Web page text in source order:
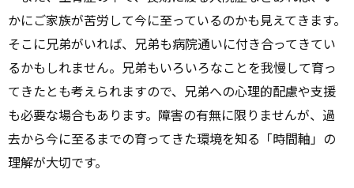
かにご家族が苦労して今に至っているのかも見えてきます。
そこに兄弟がいれば、兄弟も病院通いに付き合ってきてい
るかもしれません。兄弟もいろいろなことを我慢して育っ
てきたとも考えられますので、兄弟への心理的配慮や支援
も必要な場合もあります。障害の有無に限りませんが、過
去から今に至るまでの育ってきた環境を知る「時間軸」の
理解が大切です。